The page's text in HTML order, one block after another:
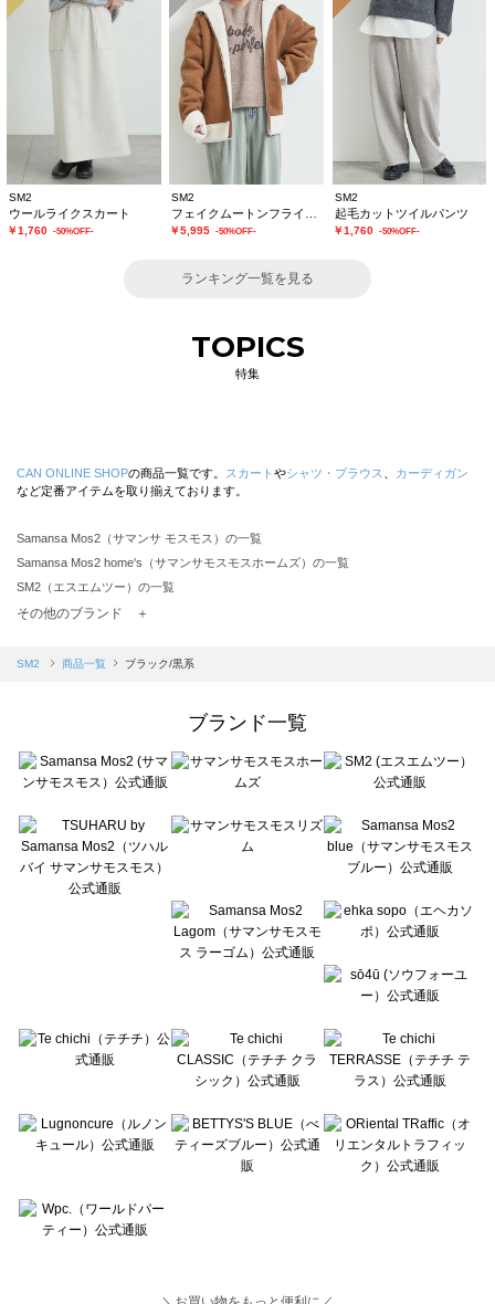
SM2
ウールライクスカート
￥1,760 -50%OFF-
SM2
￥5,995 -50%OFF-
SM2
起毛カットツイルパンツ
￥1,760 -50%OFF-
ランキング一覧を見る
TOPICS
特集
CAN ONLINE SHOPの商品一覧です。 スカート やシャツ・ブラウス
カーディガン
など定番アイテムを取り揃えております。
Samansa Mos2（サマンサ モスモス）の一覧
Samansa Mos2 home's（サマンサモスモスホームズ）の一覧
SM2（エスエムツー）の一覧
TSUHARU by Samansa Mos2（ツハルバイサマンサモスモス）の一覧
Samansa Mos2 blue（サマンサモスモス ブルー）の一覧
Te chichi（テチチ）の一覧
Te chichi CLASSIC（テチチ クラシック）の一覧
Lugnoncure（ルノンキュール）の一覧
BETTY'S BLUE（べティーズブルー）の一覧
Wpc.（ワールドパーティー）の一覧
その他のブランド ＋
SM2 商品一覧 ブラック/黒系
ブランド一覧